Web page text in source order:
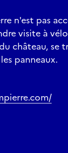
n'est pas
visite à
château, se
panneaux.